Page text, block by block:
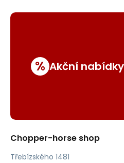
% Akční
Chopper-horse shop
Třebízského 1481